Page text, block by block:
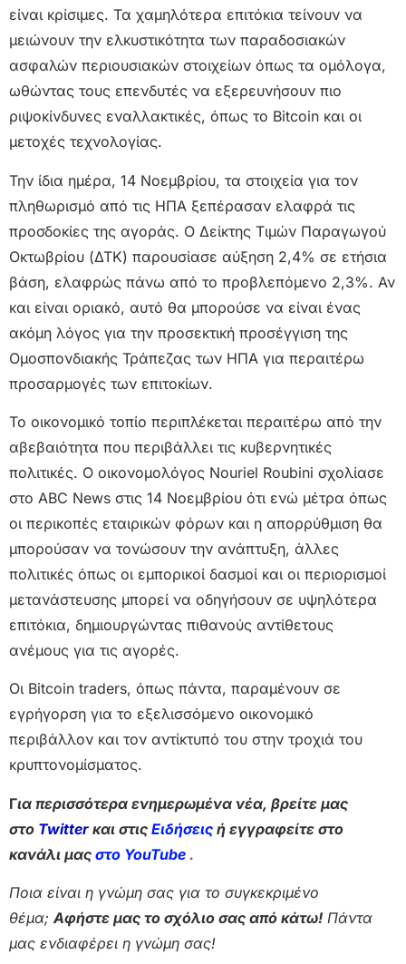
είναι κρίσιμες. Τα χαμηλότερα επιτόκια τείνουν να
μειώνουν την ελκυστικότητα των παραδοσιακών
ασφαλών περιουσιακών στοιχείων όπως τα ομόλογα,
ωθώντας τους επενδυτές να εξερευνήσουν πιο
ριψοκίνδυνες εναλλακτικές, όπως το Bitcoin και οι
μετοχές τεχνολογίας.
Την ίδια ημέρα, 14 Νοεμβρίου, τα στοιχεία για τον
πληθωρισμό από τις ΗΠΑ ξεπέρασαν ελαφρά τις
προσδοκίες της αγοράς. Ο Δείκτης Τιμών Παραγωγού
Οκτωβρίου (ΔΤΚ) παρουσίασε αύξηση 2,4% σε ετήσια
βάση, ελαφρώς πάνω από το προβλεπόμενο 2,3%. Αν
και είναι οριακό, αυτό θα μπορούσε να είναι ένας
ακόμη λόγος για την προσεκτική προσέγγιση της
Ομοσπονδιακής Τράπεζας των ΗΠΑ για περαιτέρω
προσαρμογές των επιτοκίων.
Το οικονομικό τοπίο περιπλέκεται περαιτέρω από την
αβεβαιότητα που περιβάλλει τις κυβερνητικές
πολιτικές. Ο οικονομολόγος Nouriel Roubini σχολίασε
στο ABC News στις 14 Νοεμβρίου ότι ενώ μέτρα όπως
οι περικοπές εταιρικών φόρων και η απορρύθμιση θα
μπορούσαν να τονώσουν την ανάπτυξη, άλλες
πολιτικές όπως οι εμπορικοί δασμοί και οι περιορισμοί
μετανάστευσης μπορεί να οδηγήσουν σε υψηλότερα
επιτόκια, δημιουργώντας πιθανούς αντίθετους
ανέμους για τις αγορές.
Οι Bitcoin traders, όπως πάντα, παραμένουν σε
εγρήγορση για το εξελισσόμενο οικονομικό
περιβάλλον και τον αντίκτυπό του στην τροχιά του
κρυπτονομίσματος.
Για περισσότερα ενημερωμένα νέα, βρείτε μας
στο Twitter και στις Ειδήσεις ή εγγραφείτε στο
κανάλι μας στο YouTube .
Ποια είναι η γνώμη σας για το συγκεκριμένο
θέμα;Αφήστε μας το σχόλιο σας από κάτω! Πάντα
μας ενδιαφέρει η γνώμη σας!